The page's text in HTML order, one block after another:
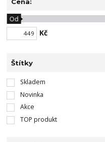
Kč
Od
Štítky
Skladem
Novinka
Akce
TOP produkt